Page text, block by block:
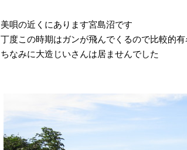
美唄の近くにあります宮島沼です
丁度この時期はガンが飛んでくるので比較的
ちなみに大造じいさんは居ませんでした